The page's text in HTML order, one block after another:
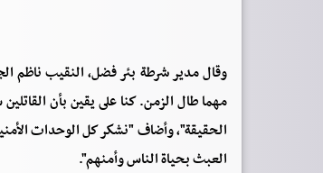
وقال مدير شرطة بئر فضل، النقيب ناظم
مهما طال الزمن. كنا على يقين بأن
الحقيقة"، وأضاف "نشكر كل الوحدات
العبث بحياة الناس وأمنهم".